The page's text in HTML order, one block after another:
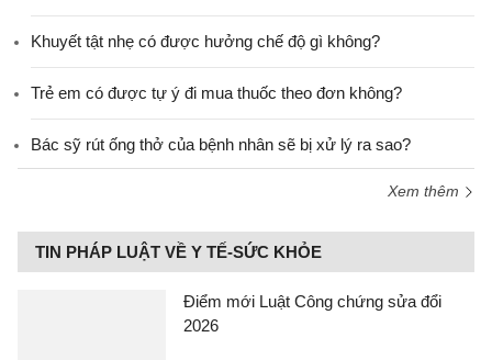
Khuyết tật nhẹ có được hưởng chế độ gì không?
Trẻ em có được tự ý đi mua thuốc theo đơn không?
Bác sỹ rút ống thở của bệnh nhân sẽ bị xử lý ra sao?
Xem thêm
TIN PHÁP LUẬT VỀ Y TẾ-SỨC KHỎE
Điểm mới Luật Công chứng sửa đổi
2026